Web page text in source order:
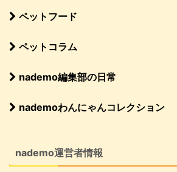
ペットフード
ペットコラム
nademo編集部の日常
nademoわんにゃんコレクション
nademo運営者情報